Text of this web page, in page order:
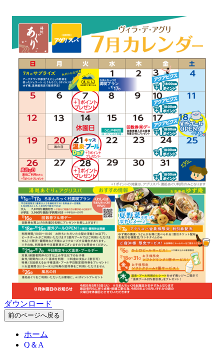
ダウンロード
前のページへ戻る
ホーム
Q＆A